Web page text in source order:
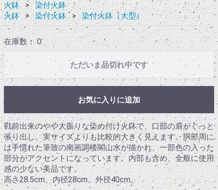
火鉢
染付火鉢
火鉢
染付火鉢 染付火鉢（大型）
在庫数： 0
ただいま品切れ中です
お気に入りに追加
戦前出来のやや大振りな染め付け火鉢で、口部の肩がぐっと
張り出し、実サイズよりも比較的大きく見えます。胴部周に
は手慣れた筆致の南画調楼閣山水が描かれ、一部色の入った
部分がアクセントになっています。内部も含め、全般に使用
感の少ない美品です。
高さ28.5cm、内径28cm、外径40cm。